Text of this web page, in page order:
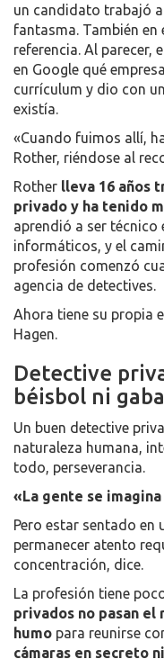
un candidato trabajó
fantasma. También en
referencia. Al parecer,
en Google qué
currículum y dio con
existía.
«Cuando fuimos allí,
Rother, riéndose al
Rother lleva 16 años
privado y ha tenido
aprendió a ser técnico
informáticos, y el
profesión comenzó
agencia de detectives.
Ahora tiene su propia
Hagen.
Detective
béisbol ni
Un buen detective
naturaleza humana,
todo, perseverancia.
«La gente se
Pero estar sentado en
permanecer atento
concentración, dice.
La profesión tiene
privados no pasan el
humo para reunirse
cámaras en secreto